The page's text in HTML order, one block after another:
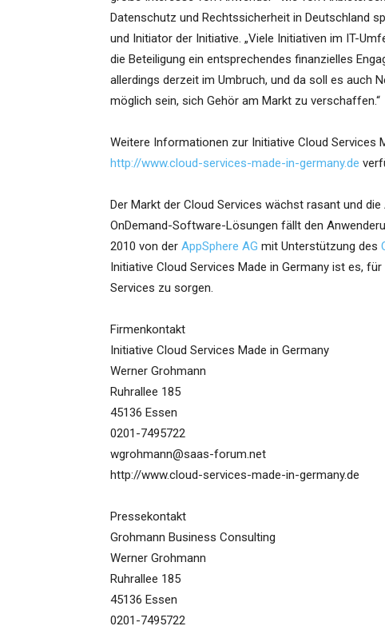
Datenschutz und Rechtssicherheit in Deutschland
und Initiator der Initiative. „Viele Initiativen im IT-
die Beteiligung ein entsprechendes finanzielles
allerdings derzeit im Umbruch, und da soll es auch
möglich sein, sich Gehör am Markt zu verschaffen.“
Weitere Informationen zur Initiative Cloud Services
http://www.cloud-services-made-in-germany.de
Der Markt der Cloud Services wächst rasant und
OnDemand-Software-Lösungen fällt den
2010 von der AppSphere AG mit Unterstützung des
Initiative Cloud Services Made in Germany ist es,
Services zu sorgen.
Firmenkontakt
Initiative Cloud Services Made in Germany
Werner Grohmann
Ruhrallee 185
45136 Essen
0201-7495722
wgrohmann@saas-forum.net
http://www.cloud-services-made-in-germany.de
Pressekontakt
Grohmann Business Consulting
Werner Grohmann
Ruhrallee 185
45136 Essen
0201-7495722